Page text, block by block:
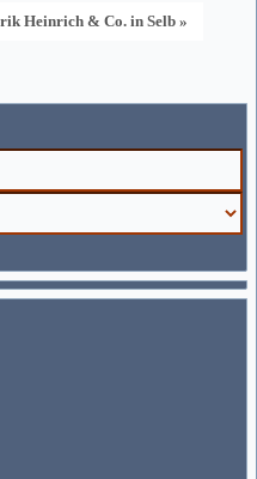
Heinrich & Co. in Selb »